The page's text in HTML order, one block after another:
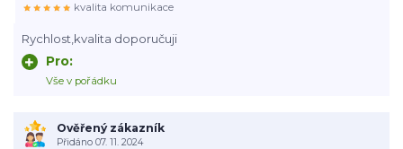
Rychlost,kvalita doporučuji
Pro:
Vše v pořádku
kvalita komunikace
Ověřený zákazník
Přidáno 07. 11. 2024